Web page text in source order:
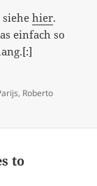
siehehier.
einfach so
, Roberto
to